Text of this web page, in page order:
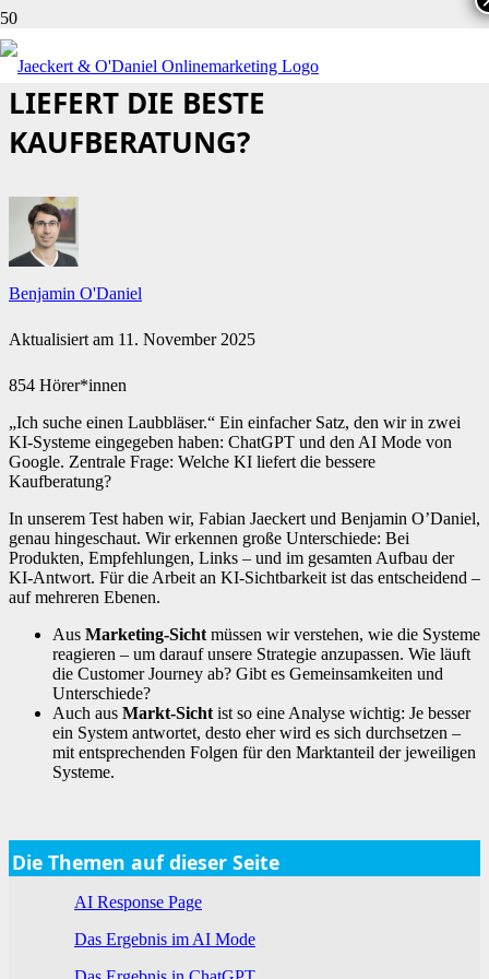
CHATGPT VS. AI MODE: WER
LIEFERT DIE BESTE
KAUFBERATUNG?
Benjamin O'Daniel
Aktualisiert am 11. November 2025
854 Hörer*innen
„Ich suche einen Laubbläser.“ Ein einfacher Satz, den wir in zwei
KI-Systeme eingegeben haben: ChatGPT und den AI Mode von
Google. Zentrale Frage: Welche KI liefert die bessere
Kaufberatung?
In unserem Test haben wir, Fabian Jaeckert und Benjamin O’Daniel,
genau hingeschaut. Wir erkennen große Unterschiede: Bei
Produkten, Empfehlungen, Links – und im gesamten Aufbau der
KI-Antwort. Für die Arbeit an KI-Sichtbarkeit ist das entscheidend –
auf mehreren Ebenen.
Aus Marketing-Sicht müssen wir verstehen, wie die Systeme
reagieren – um darauf unsere Strategie anzupassen. Wie läuft
die Customer Journey ab? Gibt es Gemeinsamkeiten und
Unterschiede?
Auch aus Markt-Sicht ist so eine Analyse wichtig: Je besser
ein System antwortet, desto eher wird es sich durchsetzen –
mit entsprechenden Folgen für den Marktanteil der jeweiligen
Systeme.
Die Themen auf dieser Seite
AI Response Page
Das Ergebnis im AI Mode